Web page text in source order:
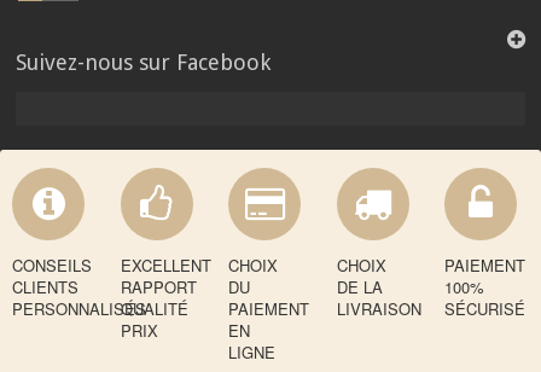
Suivez-nous sur Facebook
CONSEILS
CLIENTS
PERSONNALISÉS
EXCELLENT
RAPPORT
QUALITÉ
PRIX
CHOIX
DU
PAIEMENT
EN
LIGNE
CHOIX
DE LA
LIVRAISON
PAIEMENT
100%
SÉCURISÉ